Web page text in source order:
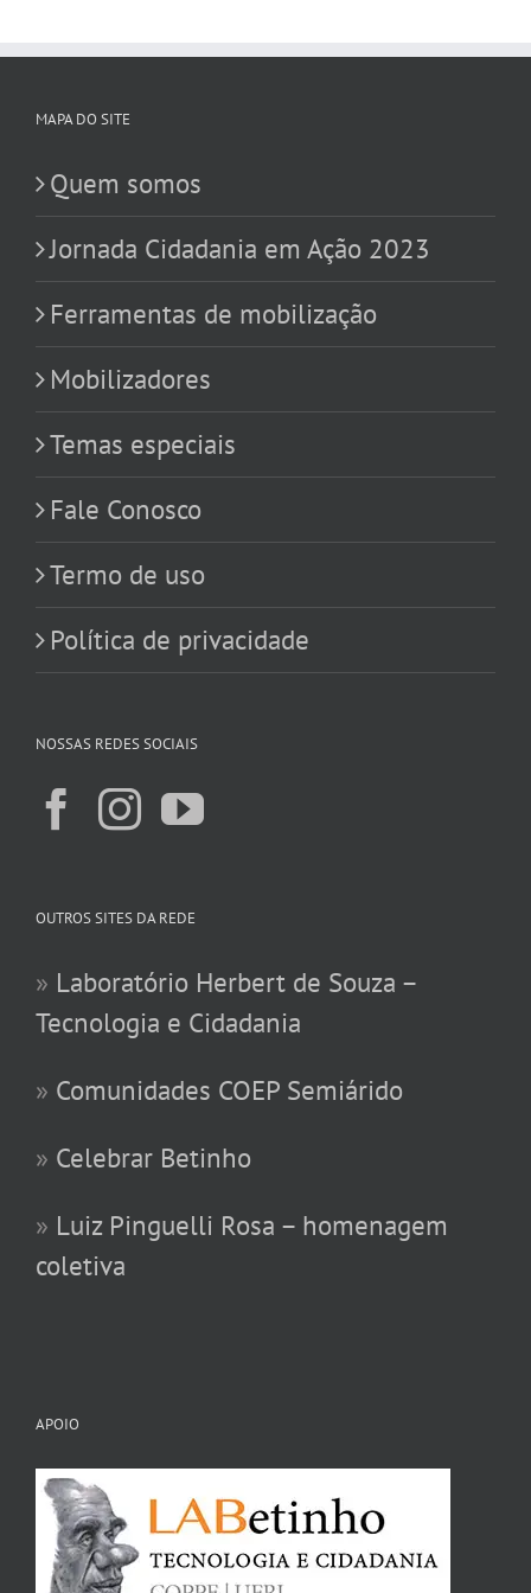
MAPA DO SITE
Quem somos
Jornada Cidadania em Ação 2023
Ferramentas de mobilização
Mobilizadores
Temas especiais
Fale Conosco
Termo de uso
Política de privacidade
NOSSAS REDES SOCIAIS
OUTROS SITES DA REDE
» Laboratório Herbert de Souza –
Tecnologia e Cidadania
» Comunidades COEP Semiárido
» Celebrar Betinho
» Luiz Pinguelli Rosa – homenagem
coletiva
APOIO